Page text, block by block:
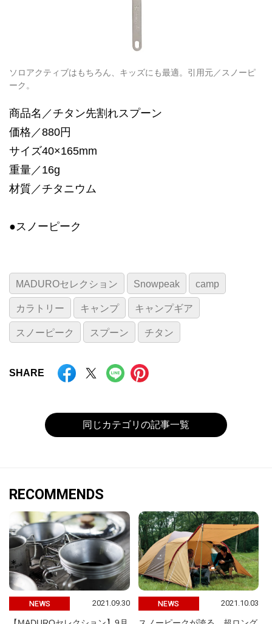
ソロアクティブはもちろん、キッズにも最適。引用元／スノーピ
ーク。
商品名／チタン先割れスプーン
価格／880円
サイズ40×165mm
重量／16g
材質／チタニウム
●スノーピーク
MADUROセレクション Snowpeak camp
カラトリー キャンプ キャンプギア
スノーピーク スプーン チタン
SHARE
同じカテゴリの記事一覧
RECOMMENDS
NEWS 2021.09.30 NEWS 2021.10.03